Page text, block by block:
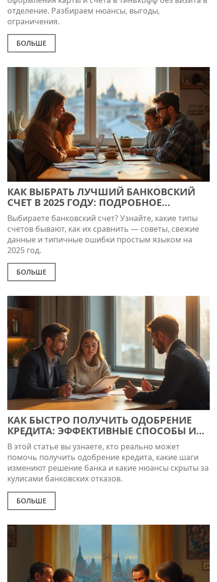
отделение. Разбираем нюансы, выгоды,
ограничения.
БОЛЬШЕ
КАК ВЫБРАТЬ ЛУЧШИЙ БАНКОВСКИЙ
СЧЕТ В 2025 ГОДУ: ПОДРОБНОЕ
РУКОВОДСТВО
Выбираете банковский счет? Узнайте, какие типы
счетов бывают, как их сравнить — советы, свежие
данные и типичные ошибки простым языком на
2025 год.
БОЛЬШЕ
КАК БЫСТРО ПОЛУЧИТЬ ОДОБРЕНИЕ
КРЕДИТА: ЭФФЕКТИВНЫЕ СПОСОБЫ И
СОВЕТЫ
В этой статье вы узнаете, кто реально может
помочь получить одобрение кредита, какие шаги
измениют решение банка и какие нюансы скрыты за
кулисами банковских отказов.
БОЛЬШЕ